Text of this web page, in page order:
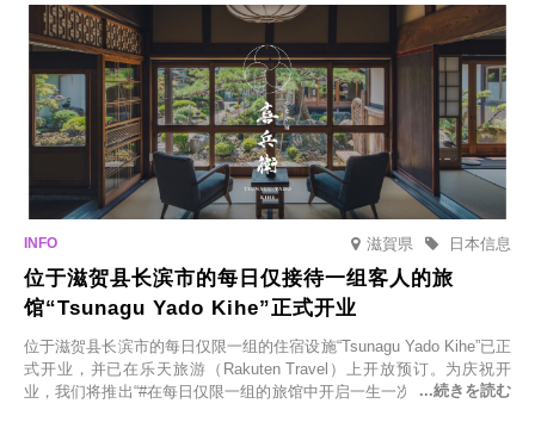
滋賀県 日本信息
位于滋贺县长滨市的每日仅接待一组客人的旅
馆“Tsunagu Yado Kihe”正式开业
位于滋贺县长滨市的每日仅限一组的住宿设施“Tsunagu Yado Kihe”已正
式开业，并已在乐天旅游（Rakuten Travel）上开放预订。为庆祝开
业，我们将推出“#在每日仅限一组的旅馆中开启一生一次的回忆之旅”活